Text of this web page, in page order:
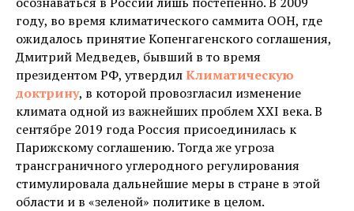
году, во время климатического саммита ООН, где
ожидалось принятие Копенгагенского соглашения,
Дмитрий Медведев, бывший в то время
президентом РФ, утвердилКлиматическую
доктрину, в которой провозгласил изменение
климата одной из важнейших проблем XXI века. В
сентябре 2019 года Россия присоединилась к
Парижскому соглашению. Тогда же угроза
трансграничного углеродного регулирования
стимулировала дальнейшие меры в стране в этой
области и в «зеленой» политике в целом.